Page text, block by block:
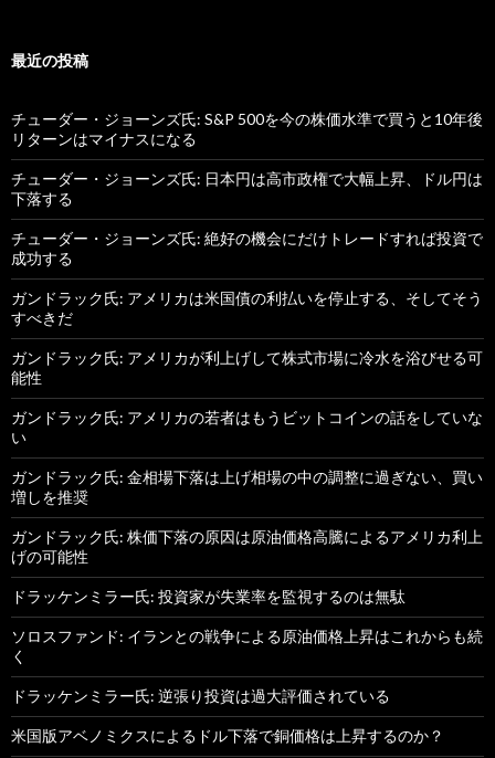
最近の投稿
チューダー・ジョーンズ氏: S&P 500を今の株価水準で買うと10年後
リターンはマイナスになる
チューダー・ジョーンズ氏: 日本円は高市政権で大幅上昇、ドル円は
下落する
チューダー・ジョーンズ氏: 絶好の機会にだけトレードすれば投資で
成功する
ガンドラック氏: アメリカは米国債の利払いを停止する、そしてそう
すべきだ
ガンドラック氏: アメリカが利上げして株式市場に冷水を浴びせる可
能性
ガンドラック氏: アメリカの若者はもうビットコインの話をしていな
い
ガンドラック氏: 金相場下落は上げ相場の中の調整に過ぎない、買い
増しを推奨
ガンドラック氏: 株価下落の原因は原油価格高騰によるアメリカ利上
げの可能性
ドラッケンミラー氏: 投資家が失業率を監視するのは無駄
ソロスファンド: イランとの戦争による原油価格上昇はこれからも続
く
ドラッケンミラー氏: 逆張り投資は過大評価されている
米国版アベノミクスによるドル下落で銅価格は上昇するのか？